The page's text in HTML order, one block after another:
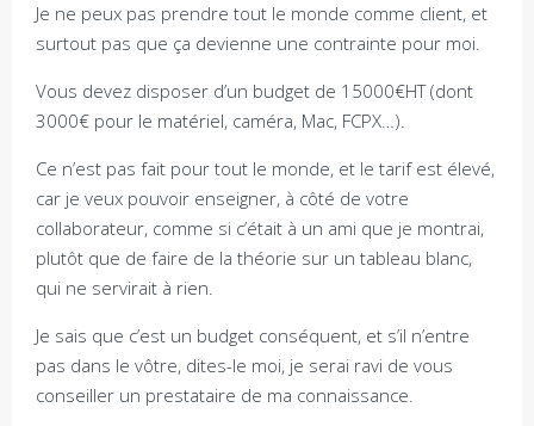
Je ne peux pas prendre tout le monde comme client, et
surtout pas que ça devienne une contrainte pour moi.
Vous devez disposer d’un budget de 15000€HT (dont
3000€ pour le matériel, caméra, Mac, FCPX…).
Ce n’est pas fait pour tout le monde, et le tarif est élevé,
car je veux pouvoir enseigner, à côté de votre
collaborateur, comme si c’était à un ami que je montrai,
plutôt que de faire de la théorie sur un tableau blanc,
qui ne servirait à rien.
Je sais que c’est un budget conséquent, et s’il n’entre
pas dans le vôtre, dites-le moi, je serai ravi de vous
conseiller un prestataire de ma connaissance.